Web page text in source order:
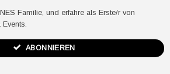
Familie, und erfahre als Erste/r von
ABONNIEREN